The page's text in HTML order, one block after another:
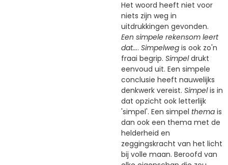
Het woord heeft niet voor
niets zijn weg in
uitdrukkingen gevonden.
Een simpele rekensom leert
dat.... Simpelweg is ook zo'n
fraai begrip. Simpeldrukt
eenvoud uit. Een simpele
conclusie heeft nauwelijks
denkwerk vereist. Simpelis in
dat opzicht ook letterlijk
'simpel'. Een simpel thema is
dan ook een thema met de
helderheid en
zeggingskracht van het licht
bij volle maan. Beroofd van